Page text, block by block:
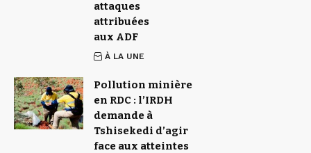
attaques
attribuées
aux ADF
À LA UNE
Pollution minière
en RDC : l’IRDH
demande à
Tshisekedi d’agir
face aux atteintes